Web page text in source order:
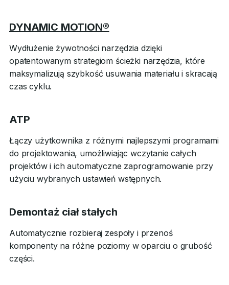
DYNAMIC MOTION®
Wydłużenie żywotności narzędzia dzięki
opatentowanym strategiom ścieżki narzędzia, które
maksymalizują szybkość usuwania materiału i skracają
czas cyklu.
ATP
Łączy użytkownika z różnymi najlepszymi programami
do projektowania, umożliwiając wczytanie całych
projektów i ich automatyczne zaprogramowanie przy
użyciu wybranych ustawień wstępnych.
Demontaż ciał stałych
Automatycznie rozbieraj zespoły i przenoś
komponenty na różne poziomy w oparciu o grubość
części.